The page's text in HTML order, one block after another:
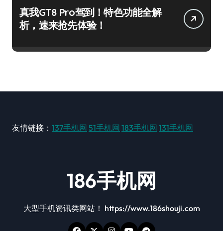
真我GT8 Pro驾到！特色功能全解
析，速来抢先体验！
友情链接： 137手机网 51手机网 183手机网 131手机网
186手机网
大型手机资讯类网站！ https://www.186shouji.com